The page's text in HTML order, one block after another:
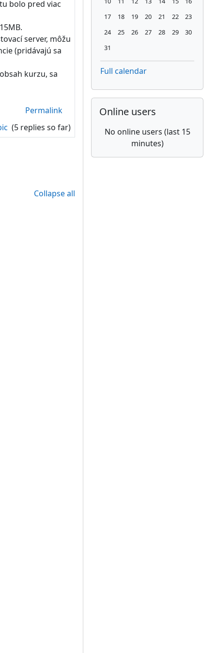
bolo pred viac
server, môžu
(pridávajú sa
kurzu, sa
Permalink
(5 replies so far)
Collapse all
No events, Monday, 17 August
17 No events, Tuesday, 18 August
18 No events, Wednesday, 19
19 No events, Thursday, 20
20 No events, Friday,
21 No events,
22 No events,
23
No events, Monday, 24 August
24 No events, Tuesday, 25 August
25 No events, Wednesday, 26
26 No events, Thursday, 27
27 No events, Friday,
28 No events,
29 No events,
30
No events, Monday, 31 August
31
Full calendar
Skip Online users
Online users
No online users (last 15
minutes)